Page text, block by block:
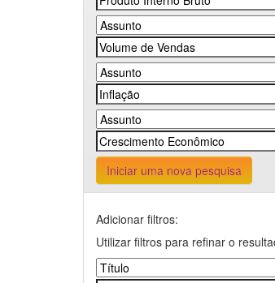
Iniciar uma nova pesquisa
Adicionar filtros:
Utilizar filtros para refinar o